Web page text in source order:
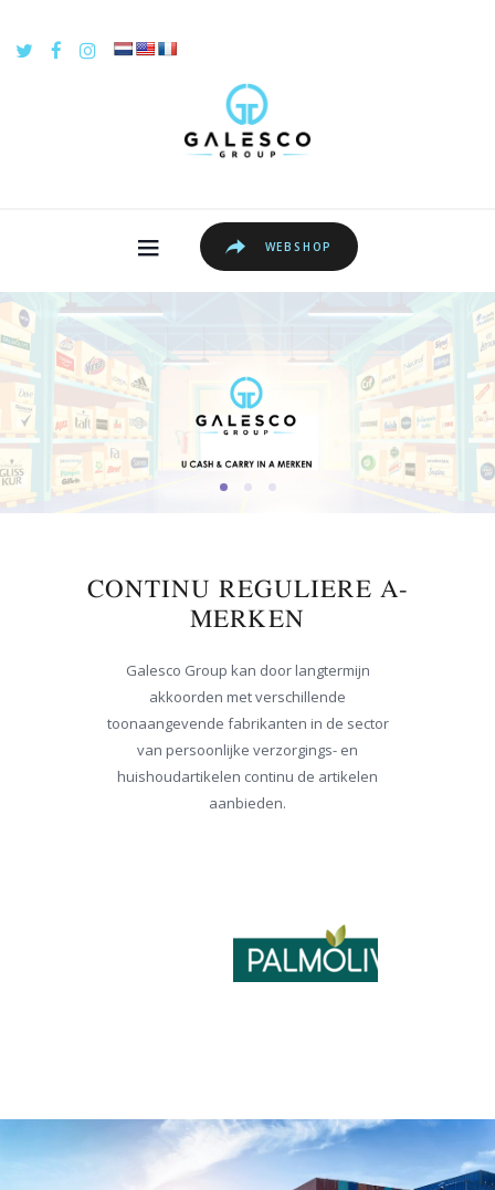
WEBSHOP
CONTINU REGULIERE A-
MERKEN
Galesco Group kan door langtermijn
akkoorden met verschillende
toonaangevende fabrikanten in de sector
van persoonlijke verzorgings- en
huishoudartikelen continu de artikelen
aanbieden.